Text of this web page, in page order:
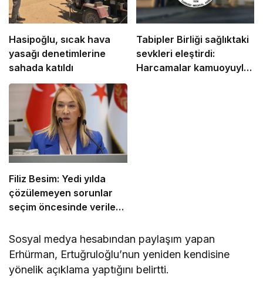
Hasipoğlu, sıcak hava
yasağı denetimlerine
sahada katıldı
Tabipler Birliği sağlıktaki
sevkleri eleştirdi:
Harcamalar kamuoyuyla
Filiz Besim: Yedi yılda
çözülemeyen sorunlar
seçim öncesinde verilen
Sosyal medya hesabından paylaşım yapan
Erhürman, Ertuğruloğlu’nun yeniden kendisine
yönelik açıklama yaptığını belirtti.